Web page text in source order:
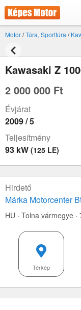
Motor/Túra, Sporttúra /
Kawasaki Z
2 000 000 Ft
Évjárat
2009 / 5
Teljesítmény
93 kW (125 LE)
Hirdető
Márka Motorcenter
HU · Tolna vármegye
Térkép